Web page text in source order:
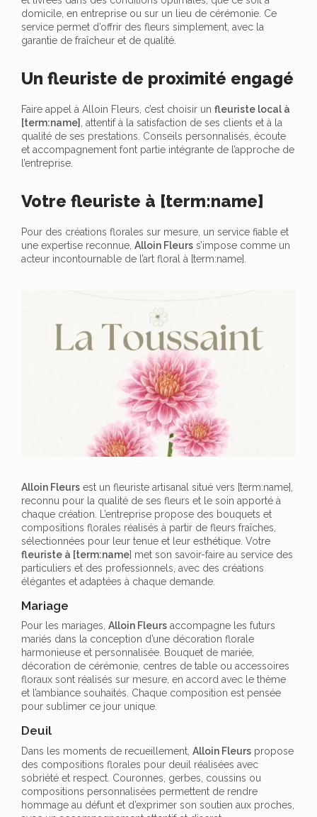
domicile, en entreprise ou sur un lieu de cérémonie. Ce
service permet d’offrir des fleurs simplement, avec la
garantie de fraîcheur et de qualité.
Un fleuriste de proximité engagé
Faire appel à Alloin Fleurs, c’est choisir un fleuriste local à
[term:name]
, attentif à la satisfaction de ses clients et à la
qualité de ses prestations. Conseils personnalisés, écoute
et accompagnement font partie intégrante de l’approche de
l’entreprise.
Votre fleuriste à [term:name]
Pour des créations florales sur mesure, un service fiable et
une expertise reconnue, Alloin Fleurs s’impose comme un
acteur incontournable de l’art floral à [term:name].
Alloin Fleurs est un fleuriste artisanal situé vers [term:name],
reconnu pour la qualité de ses fleurs et le soin apporté à
chaque création. L’entreprise propose des bouquets et
compositions florales réalisés à partir de fleurs fraîches,
sélectionnées pour leur tenue et leur esthétique. Votre
fleuriste à [term:name] met son savoir-faire au service des
particuliers et des professionnels, avec des créations
élégantes et adaptées à chaque demande.
Mariage
Pour les mariages, Alloin Fleurs accompagne les futurs
mariés dans la conception d’une décoration florale
harmonieuse et personnalisée. Bouquet de mariée,
décoration de cérémonie, centres de table ou accessoires
floraux sont réalisés sur mesure, en accord avec le thème
et l’ambiance souhaités. Chaque composition est pensée
pour sublimer ce jour unique.
Deuil
Dans les moments de recueillement, Alloin Fleurs propose
des compositions florales pour deuil réalisées avec
sobriété et respect. Couronnes, gerbes, coussins ou
compositions personnalisées permettent de rendre
hommage au défunt et d’exprimer son soutien aux proches,